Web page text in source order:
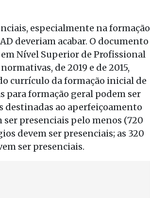
especialmente na formação
deveriam acabar. O documento
Nível Superior de Profissional
de 2019 e de 2015,
currículo da formação inicial de
para formação geral podem ser
destinadas ao aperfeiçoamento
ser presenciais pelo menos (720
devem ser presenciais; as 320
ser presenciais.